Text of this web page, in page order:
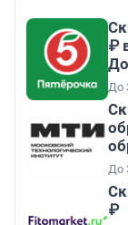
₽
До
До
₽